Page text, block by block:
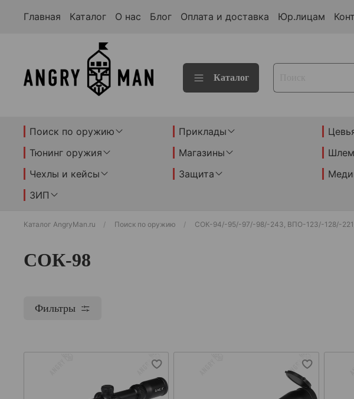
Главная Каталог О нас Блог Оплата и доставка Юр.лицам
Каталог
Поиск по оружию Приклады
Тюнинг оружия
Магазины
Чехлы и кейсы
Защита
ЗИП
Каталог AngryMan.ru Поиск по оружию СОК-94/-95/-97/-98/-243, ВПО-123/-128/-
СОК-98
Фильтры